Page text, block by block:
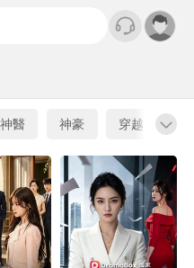
神醫 神豪 穿越